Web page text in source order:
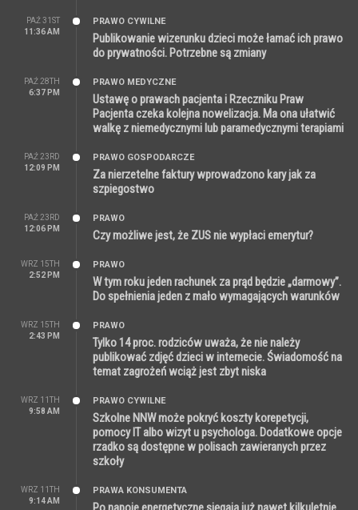
PAŹ 31ST
11:36 AM
PRAWO CYWILNE
Publikowanie wizerunku dzieci może łamać ich prawo
do prywatności. Potrzebne są zmiany
PAŹ 28TH
6:37 PM
PRAWO MEDYCZNE
Ustawę o prawach pacjenta i Rzeczniku Praw
Pacjenta czeka kolejna nowelizacja. Ma ona ułatwić
walkę z niemedycznymi lub paramedycznymi terapiami
PAŹ 23RD
12:09 PM
PRAWO GOSPODARCZE
Za nierzetelne faktury wprowadzono kary jak za
szpiegostwo
PAŹ 23RD
12:06 PM
PRAWO
Czy możliwe jest, że ZUS nie wypłaci emerytur?
WRZ 15TH
2:52 PM
PRAWO
W tym roku jeden rachunek za prąd będzie „darmowy”.
Do spełnienia jeden z mało wymagających warunków
WRZ 15TH
2:43 PM
PRAWO
Tylko 14 proc. rodziców uważa, że nie należy
publikować zdjęć dzieci w internecie. Świadomość na
temat zagrożeń wciąż jest zbyt niska
WRZ 11TH
9:58 AM
PRAWO CYWILNE
Szkolne NNW może pokryć koszty korepetycji,
pomocy IT albo wizyt u psychologa. Dodatkowe opcje
rzadko są dostępne w polisach zawieranych przez
szkoły
WRZ 11TH
9:14 AM
PRAWA KONSUMENTA